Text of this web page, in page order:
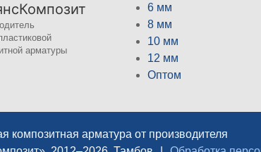
арматуры
6 мм
8 мм
10 мм
12 мм
Оптом
композитная арматура от производителя